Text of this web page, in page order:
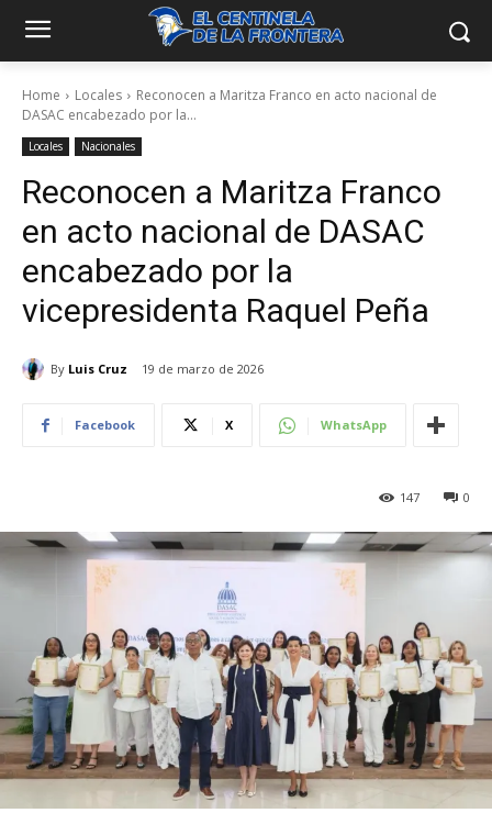
Home Locales
Reconocen a Maritza Franco en acto nacional de
DASAC encabezado por la...
Locales Nacionales
Reconocen a Maritza Franco
en acto nacional de DASAC
encabezado por la
vicepresidenta Raquel Peña
By Luis Cruz 19 de marzo de 2026
Facebook X WhatsApp
0
147